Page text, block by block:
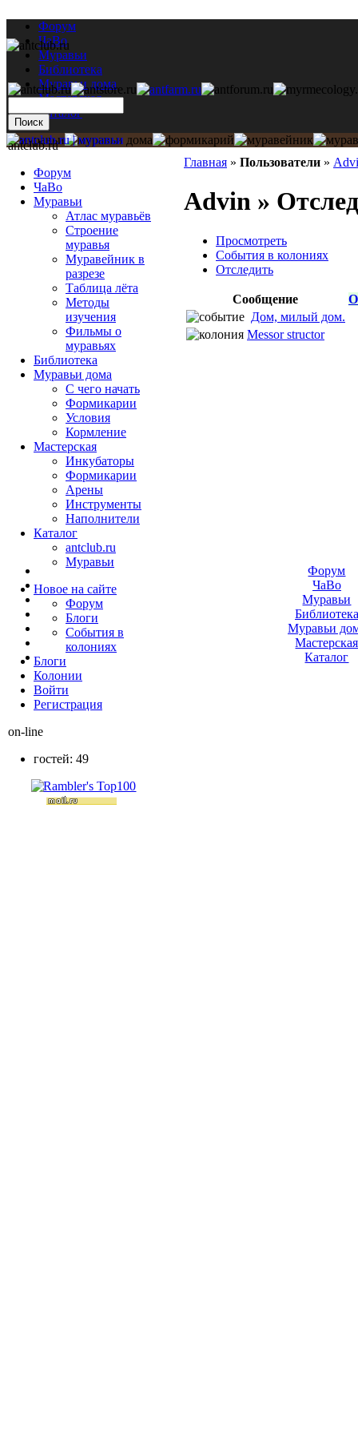
Форум
ЧаВо
Муравьи
Библиотека
Муравьи дома
Мастерская
Каталог
Главная » Пользователи »
Advin »
Просмотреть
События в колониях
Отследить
Сообщение
Дом, милый дом.
Messor structor
antclub.ru
Форум
ЧаВо
Муравьи
Атлас муравьёв
Строение
муравья
Муравейник в
разрезе
Таблица лёта
Методы
изучения
Фильмы о
муравьях
Библиотека
Муравьи дома
С чего начать
Формикарии
Условия
Кормление
Мастерская
Инкубаторы
Формикарии
Арены
Инструменты
Наполнители
Каталог
antclub.ru
Муравьи
Новое на сайте
Форум
Блоги
События в
колониях
Блоги
Колонии
Войти
Peгиcтpaция
on-line
гостей: 49
Форум
ЧаВо
Муравьи
Библиотека
Муравьи
Мастерская
Каталог